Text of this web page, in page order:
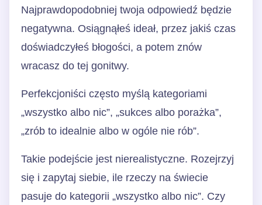
Najprawdopodobniej twoja odpowiedź będzie
negatywna. Osiągnąłeś ideał, przez jakiś czas
doświadczyłeś błogości, a potem znów
wracasz do tej gonitwy.
Perfekcjoniści często myślą kategoriami
„wszystko albo nic”, „sukces albo porażka”,
„zrób to idealnie albo w ogóle nie rób”.
Takie podejście jest nierealistyczne. Rozejrzyj
się i zapytaj siebie, ile rzeczy na świecie
pasuje do kategorii „wszystko albo nic”. Czy